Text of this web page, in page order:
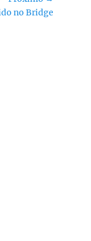
no Bridge